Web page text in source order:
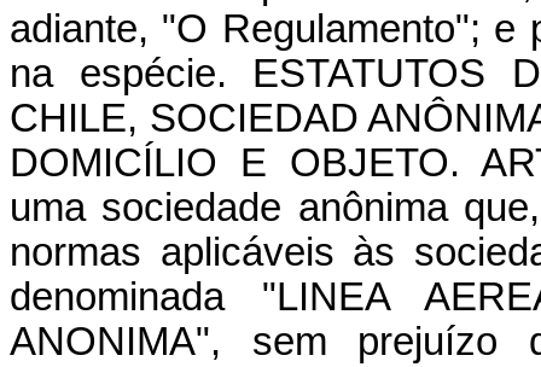
adiante, "O Regulamento"; e
na espécie. ESTATUTOS
CHILE, SOCIEDAD
DOMICÍLIO E OBJETO.
uma sociedade anônima
normas aplicáveis às
denominada "LINEA
ANONIMA", sem prejuízo